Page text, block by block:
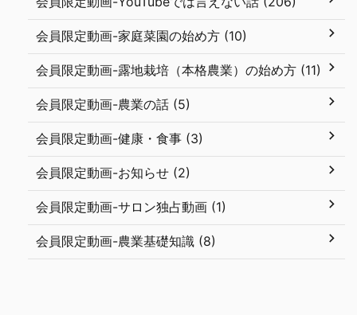
会員限定動画-家庭菜園の始め方 (10)
会員限定動画-露地栽培（本格農業）の始め方 (11)
会員限定動画-農業の話 (5)
会員限定動画-健康・食事 (3)
会員限定動画-お知らせ (2)
会員限定動画-サロン独占動画 (1)
会員限定動画-農業基礎知識 (8)